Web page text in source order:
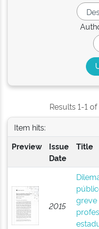
Results 1-1
Item hits:
Preview
Issue
Date
Title
2015
greve